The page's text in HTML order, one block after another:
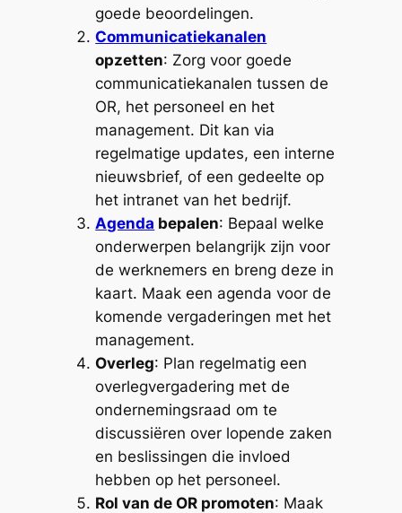
goede beoordelingen.
Communicatiekanalen
opzetten: Zorg voor goede
communicatiekanalen tussen de
OR, het personeel en het
management. Dit kan via
regelmatige updates, een interne
nieuwsbrief, of een gedeelte op
het intranet van het bedrijf.
Agenda bepalen: Bepaal welke
onderwerpen belangrijk zijn voor
de werknemers en breng deze in
kaart. Maak een agenda voor de
komende vergaderingen met het
management.
Overleg: Plan regelmatig een
overlegvergadering met de
ondernemingsraad om te
discussiëren over lopende zaken
en beslissingen die invloed
hebben op het personeel.
Rol van de OR promoten: Maak